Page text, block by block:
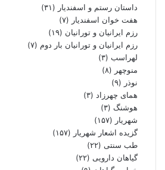
داستان رستم و اسفندیار (۳۱)
هفت خوان اسفندیار (۷)
رزم ایرانیان و تورانیان (۱۹)
رزم ایرانیان و تورانیان بار دوم (۷)
لهراسب (۳)
منوچهر (۸)
نوذر (۹)
هماى چهرزاد (۳)
هوشنگ (۳)
شهریار (۱۵۷)
گزیده اشعار شهریار (۱۵۷)
طب سنتی (۲۲)
گیاهان دارویی (۲۲)